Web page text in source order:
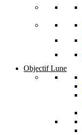
Objectif Lune